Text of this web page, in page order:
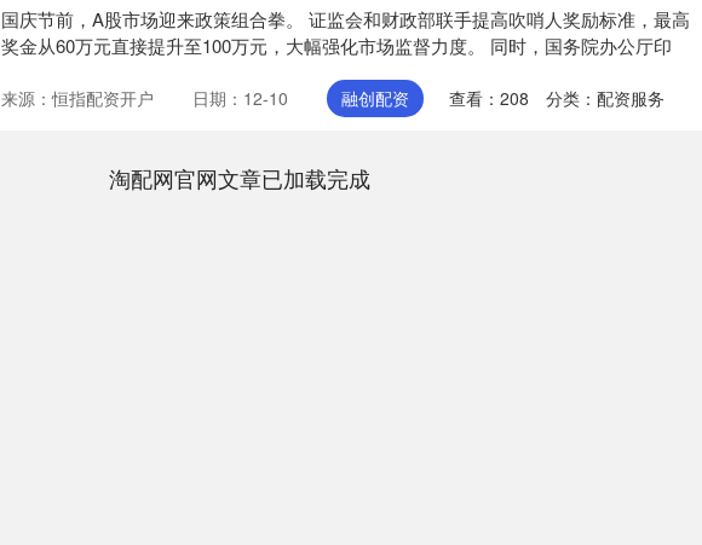
国庆节前，A股市场迎来政策组合拳。 证监会和财政部联手提高吹哨人奖励标准，最高
奖金从60万元直接提升至100万元，大幅强化市场监督力度。 同时，国务院办公厅印
来源：恒指配资开户 日期：12-10 融创配资 查看：208 分类：配资服务
淘配网官网文章已加载完成